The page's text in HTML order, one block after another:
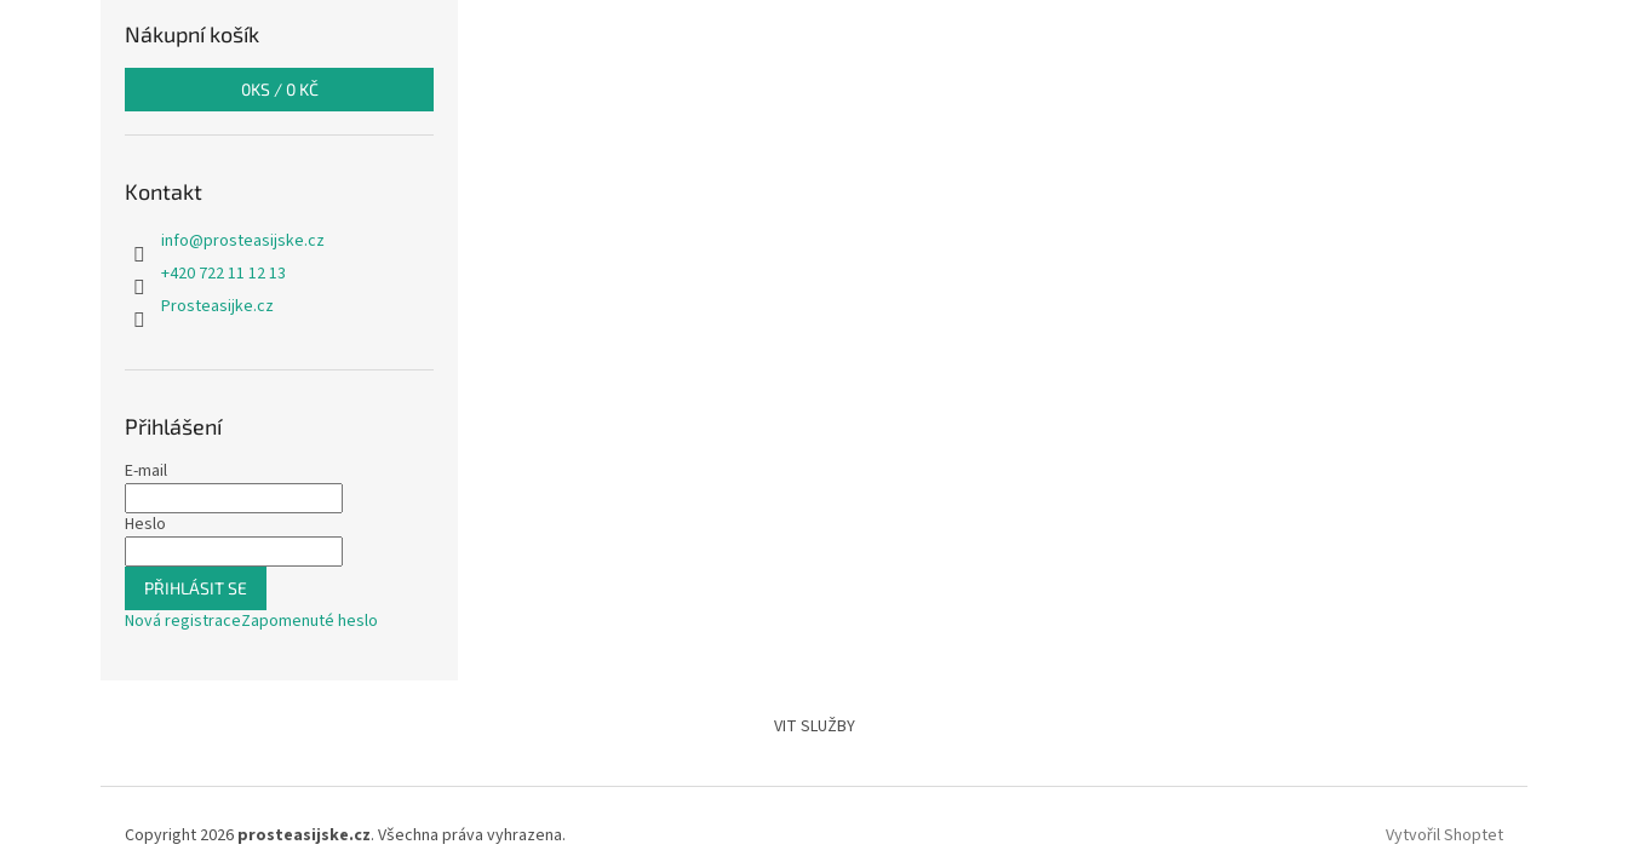
Nákupní košík
0KS / 0 KČ
Kontakt
info@prosteasijske.cz
+420 722 11 12 13
Prosteasijke.cz
Přihlášení
E-mail
Heslo
PŘIHLÁSIT SE
Nová registraceZapomenuté heslo
VIT SLUŽBY
Vytvořil Shoptet
Copyright 2026 prosteasijske.cz. Všechna práva vyhrazena.